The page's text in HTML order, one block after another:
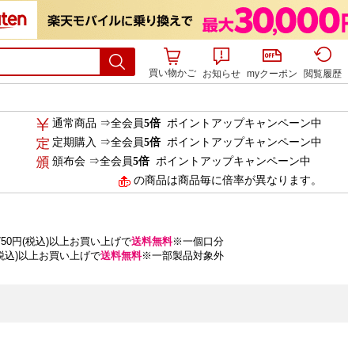
買い物かご お知らせ myクーポン 閲覧履歴
通常商品 ⇒全会員5倍ポイントアップキャンペーン中
定期購入 ⇒全会員5倍ポイントアップキャンペーン中
頒布会 ⇒全会員5倍ポイントアップキャンペーン中
の商品は商品毎に倍率が異なります。